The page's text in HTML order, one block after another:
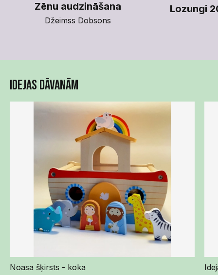
Zēnu audzināšana
Džeimss Dobsons
Lozungi
Idejas dāvanām
Noasa šķirsts - koka